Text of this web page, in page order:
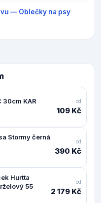
— Oblečky na psy
30cm KAR od
109 Kč
Stormy černá
od
390 Kč
Hurtta
55
od
2 179 Kč